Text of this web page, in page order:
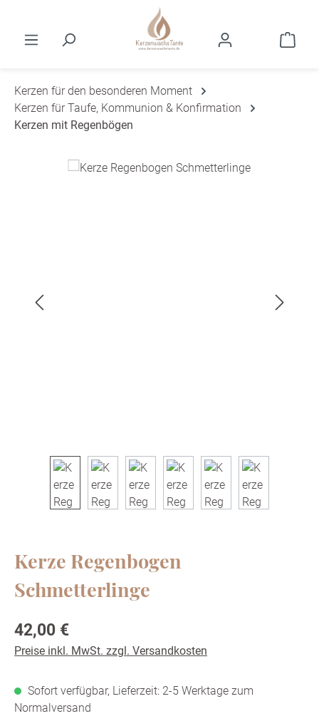
Kerzen für den besonderen Moment
Kerzen für Taufe, Kommunion & Konfirmation
Kerzen mit Regenbögen
Bildergalerie überspringen
Kerze Regenbogen
Schmetterlinge
Regulärer Preis:
42,00 €
Preise inkl. MwSt. zzgl. Versandkosten
Sofort verfügbar, Lieferzeit: 2-5 Werktage zum
Normalversand